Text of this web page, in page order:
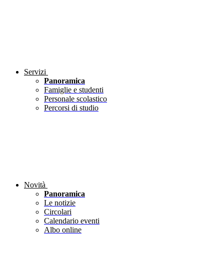
Servizi
Panoramica
Famiglie e studenti
Personale scolastico
Percorsi di studio
Novità
Panoramica
Le notizie
Circolari
Calendario eventi
Albo online